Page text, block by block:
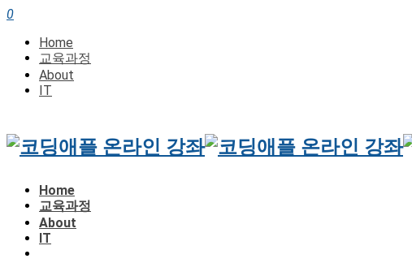
0
Home
교육과정
About
IT
Home
교육과정
About
IT